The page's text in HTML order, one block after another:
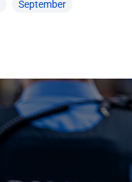
September